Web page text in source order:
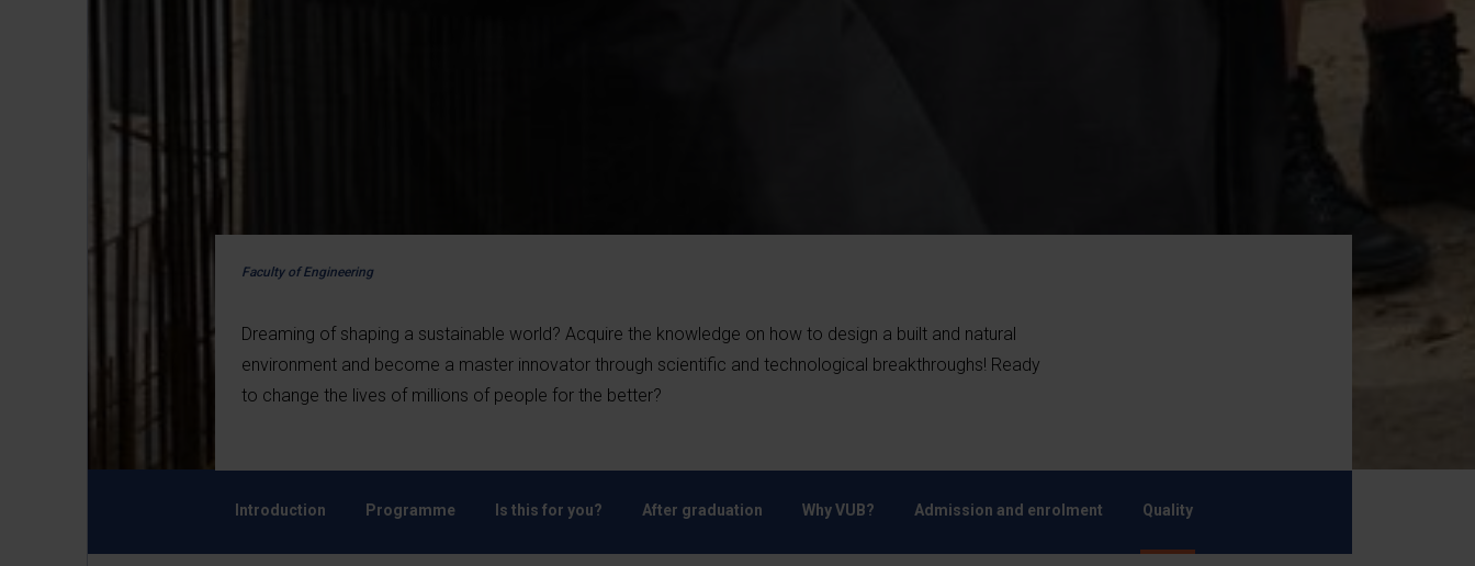
Faculty of Engineering
Dreaming of shaping a sustainable world? Acquire the knowledge on how to design a built and natural
environment and become a master innovator through scientific and technological breakthroughs! Ready
to change the lives of millions of people for the better?
Introduction Programme Is this for you? After graduation Why VUB? Admission and enrolment Quality